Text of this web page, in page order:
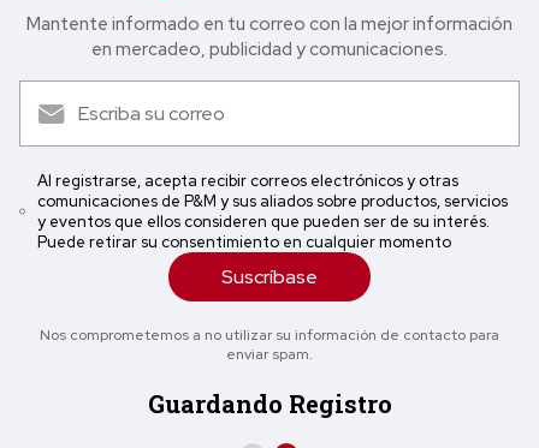
Mantente informado en tu correo con la mejor in formación
en mercadeo, publicidad y comunicaciones.
Al registrarse, acepta recibir correos electrónicos y otras
comunicaciones de P&M y sus aliados sobre productos, servicios
y eventos que ellos consideren que pueden ser de su interés.
Puede retirar su consentimiento en cualquier momento
Suscríbase
Nos comprometemos a no utilizar su información de contacto para
enviar spam.
Guardando Registro